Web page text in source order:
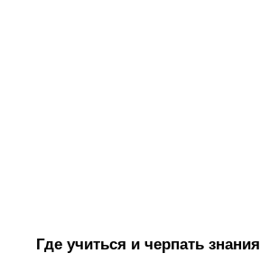
Где учиться и черпать знания